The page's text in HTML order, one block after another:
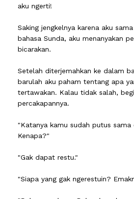
aku ngerti!
Saking jengkelnya karena aku
bahasa Sunda, aku menanyakan
bicarakan.
Setelah diterjemahkan ke dalam
barulah aku paham tentang apa
tertawakan. Kalau tidak salah,
percakapannya.
"Katanya kamu sudah putus sama
Kenapa?"
"Gak dapat restu."
"Siapa yang gak ngerestuin?